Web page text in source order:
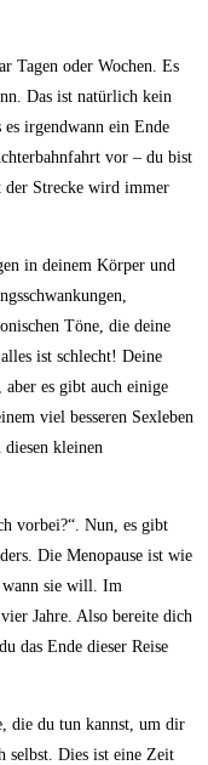
Tagen oder Wochen. ‌Es
Das ist natürlich ⁢kein
irgendwann ein ⁤Ende
vor – du bist
der‍ Strecke ⁣wird immer
in deinem Körper​ und
Töne,‌ die deine
ist schlecht!⁣ Deine
⁤es gibt​ auch einige
viel⁢ besseren Sexleben
diesen kleinen
vorbei?“. Nun, es gibt
⁣Die Menopause⁤ ist wie
sie will. ⁤Im
Jahre. Also⁢ bereite dich
das Ende ⁣dieser Reise
die ‍du tun kannst,‍ um⁢ dir
selbst. Dies ist eine ⁢Zeit